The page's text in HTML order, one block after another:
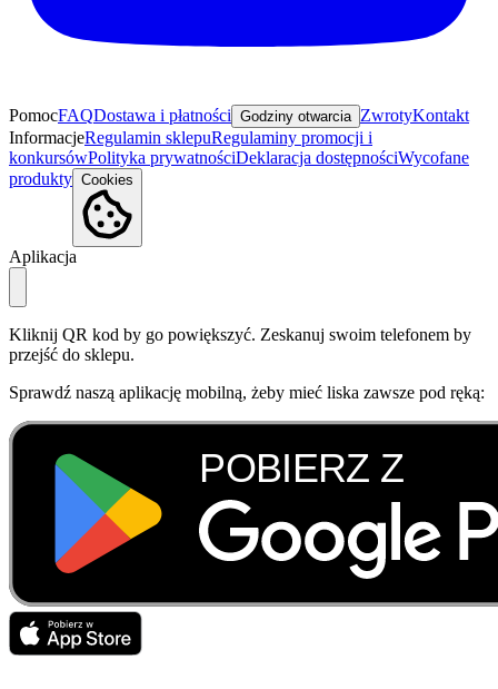
PomocFAQDostawa i płatności Godziny otwarcia ZwrotyKontakt
InformacjeRegulamin sklepuRegulaminy promocji i
konkursówPolityka prywatnościDeklaracja dostępnościWycofane
produkty Cookies
Aplikacja
Kliknij QR kod by go powiększyć. Zeskanuj swoim telefonem by
przejść do sklepu.
Sprawdź naszą aplikację mobilną, żeby mieć liska zawsze pod ręką: